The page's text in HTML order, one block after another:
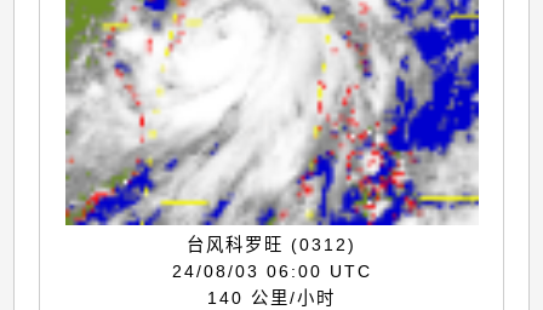
台风科罗旺 (0312)
24/08/03 06:00 UTC
140 公里/小时